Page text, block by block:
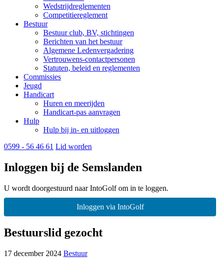
Wedstrijdreglementen
Competitiereglement
Bestuur
Bestuur club, BV, stichtingen
Berichten van het bestuur
Algemene Ledenvergadering
Vertrouwens-contactpersonen
Statuten, beleid en reglementen
Commissies
Jeugd
Handicart
Huren en meerijden
Handicart-pas aanvragen
Hulp
Hulp bij in- en uitloggen
0599 - 56 46 61 Lid worden
Inloggen bij de Semslanden
U wordt doorgestuurd naar IntoGolf om in te loggen.
Inloggen via IntoGolf
Bestuurslid gezocht
17 december 2024 Bestuur